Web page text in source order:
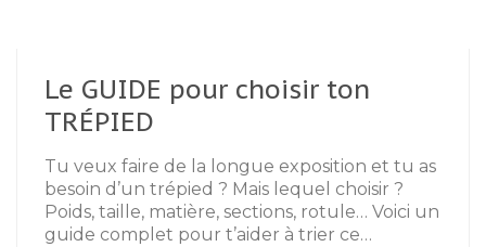
Le GUIDE pour choisir ton
TRÉPIED
Tu veux faire de la longue exposition et tu as
besoin d’un trépied ? Mais lequel choisir ?
Poids, taille, matière, sections, rotule… Voici un
guide complet pour t’aider à trier ce…